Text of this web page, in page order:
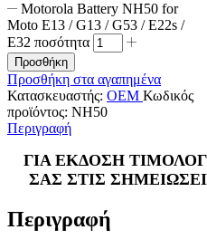
Motorola Battery NH50 for
Moto E13 / G13 / G53 / E22s /
E32 ποσότητα
Προσθήκη
Προσθήκη στα αγαπημένα
Κατασκευαστής: OEM Κωδικός
προϊόντος: NH50
Περιγραφή
ΓΙΑ ΕΚΔΟΣΗ
ΣΑΣ ΣΤΙΣ
Περιγραφή